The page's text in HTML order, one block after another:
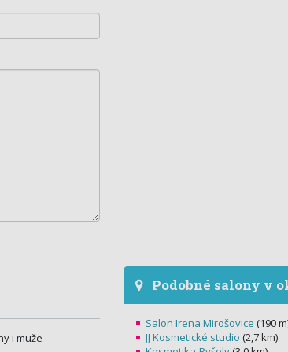
i muže
Podobné salony v
Salon Irena Mirošovice (190
JJ Kosmetické studio (2,7 km)